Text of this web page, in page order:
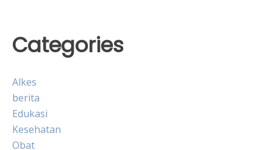
Categories
Alkes
berita
Edukasi
Kesehatan
Obat